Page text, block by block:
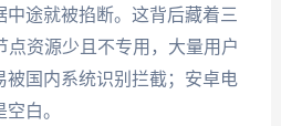
途就被掐断。这背后藏着三
点资源少且不专用，大量用户
被国内系统识别拦截；安卓电
白。